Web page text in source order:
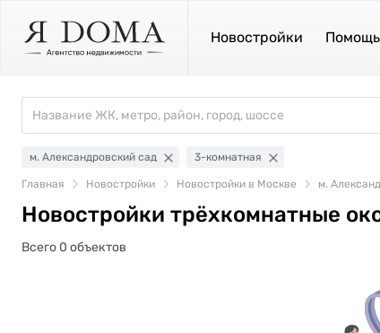
Новостройки
м. Александровский сад 3-комнатная
Главная Новостройки Новостройки в Москве м.
Новостройки трёхкомнатные
Всего 0 объектов